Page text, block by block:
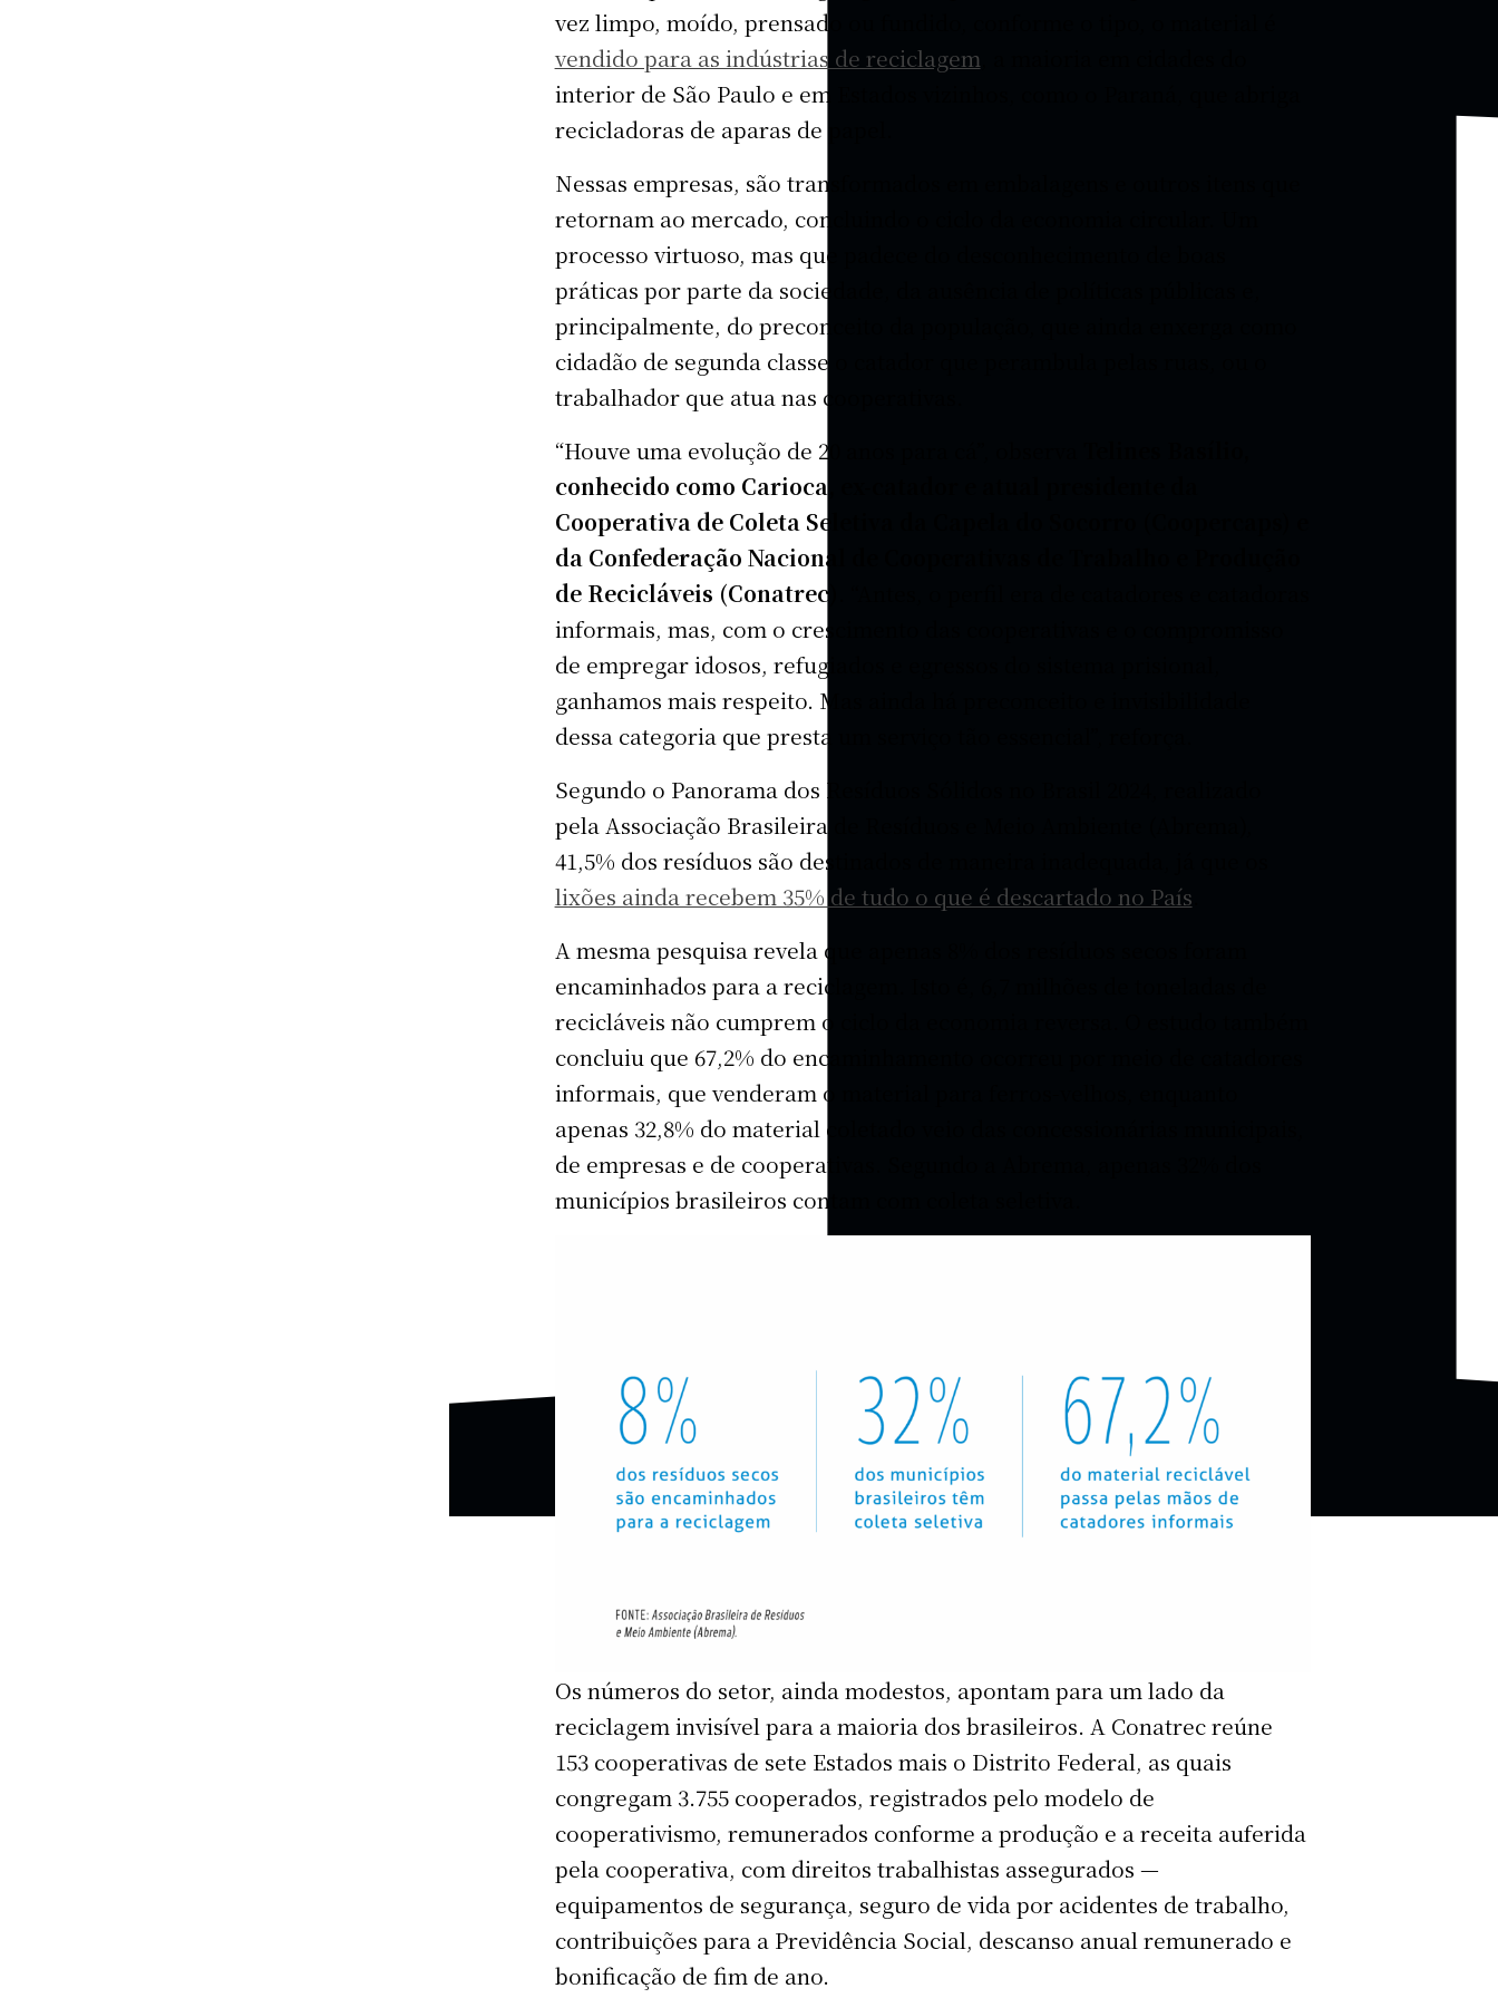
vez limpo, moído, prensado ou fundido, conforme o tipo, o material é
vendido para as indústrias de reciclagem
interior de São Paulo e em Estados vizinhos, como o Paraná, que abriga
recicladoras de aparas de papel.
Nessas empresas, são transformados em embalagens e outros itens que
retornam ao mercado, concluindo o ciclo da economia circular. Um
processo virtuoso, mas que padece do desconhecimento de boas
práticas por parte da sociedade, da ausência de políticas públicas e,
principalmente, do preconceito da população, que ainda enxerga como
cidadão de segunda classe o catador que perambula pelas ruas, ou o
trabalhador que atua nas cooperativas.
“Houve uma evolução de 20 anos para cá”, observa
conhecido como Carioca, ex-catador e atual presidente da
Cooperativa de Coleta Seletiva da Capela do Socorro (Coopercaps) e
da Confederação Nacional de Cooperativas de Trabalho e Produção
de Recicláveis (Conatrec)
informais, mas, com o crescimento das cooperativas e o compromisso
de empregar idosos, refugiados e egressos do sistema prisional,
ganhamos mais respeito. Mas ainda há preconceito e invisibilidade
dessa categoria que presta um serviço tão essencial”, reforça.
Segundo o Panorama dos Resíduos Sólidos no Brasil 2024, realizado
pela Associação Brasileira de Resíduos e Meio Ambiente (Abrema),
41,5% dos resíduos são destinados de maneira inadequada, já que os
lixões ainda recebem 35% de tudo o que é descartado no País
A mesma pesquisa revela que apenas 8% dos resíduos secos foram
encaminhados para a reciclagem. Isto é, 6,7 milhões de toneladas de
recicláveis não cumprem o ciclo da economia reversa. O estudo também
concluiu que 67,2% do encaminhamento ocorreu por meio de catadores
informais, que venderam o material para ferros-velhos, enquanto
apenas 32,8% do material coletado veio das concessionárias municipais,
de empresas e de cooperativas. Segundo a Abrema, apenas 32% dos
municípios brasileiros contam com coleta seletiva.
Os números do setor, ainda modestos, apontam para um lado da
reciclagem invisível para a maioria dos brasileiros. A Conatrec reúne
153 cooperativas de sete Estados mais o Distrito Federal, as quais
congregam 3.755 cooperados, registrados pelo modelo de
cooperativismo, remunerados conforme a produção e a receita auferida
pela cooperativa, com direitos trabalhistas assegurados —
equipamentos de segurança, seguro de vida por acidentes de trabalho,
contribuições para a Previdência Social, descanso anual remunerado e
bonificação de fim de ano.